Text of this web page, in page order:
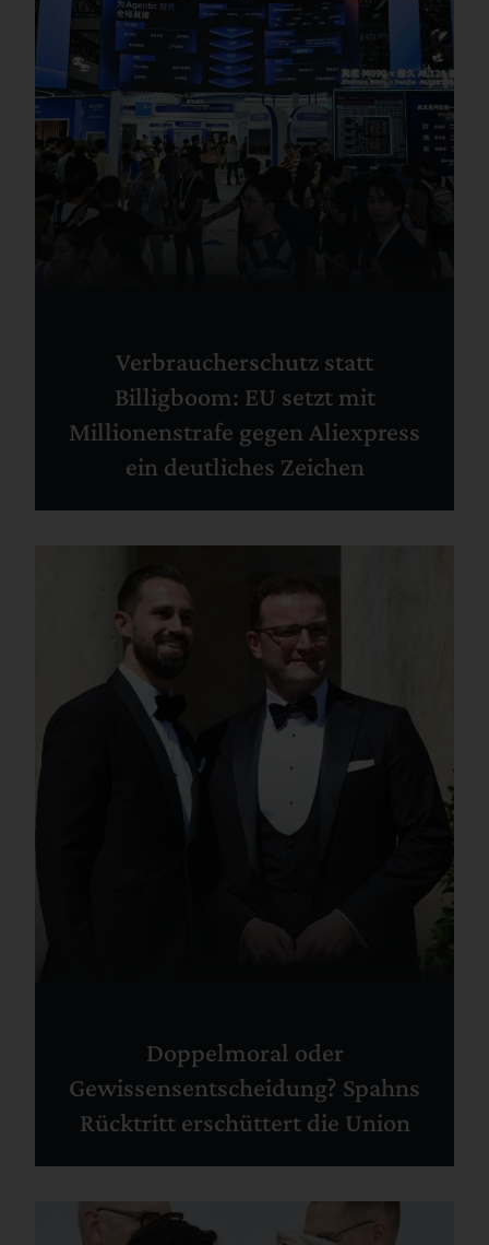
Verbraucherschutz statt
Billigboom: EU setzt mit
Millionenstrafe gegen Aliexpress
ein deutliches Zeichen
Doppelmoral oder
Gewissensentscheidung? Spahns
Rücktritt erschüttert die Union